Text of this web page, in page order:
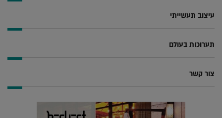
עיצוב תעשייתי
תערוכות בעולם
צור קשר